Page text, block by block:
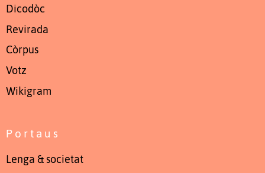
Dicodòc
Revirada
Còrpus
Votz
Wikigram
Portaus
Lenga & societat